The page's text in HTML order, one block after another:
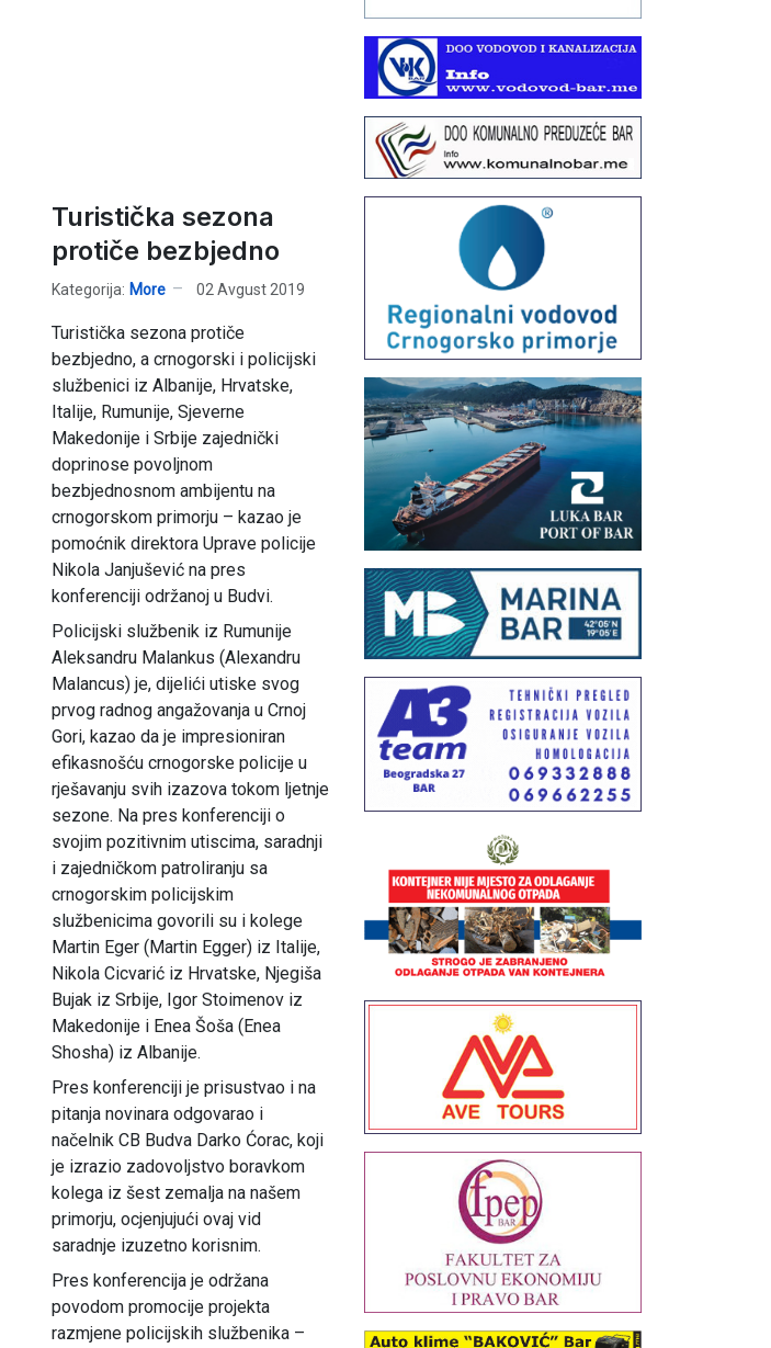
Turistička sezona
protiče bezbjedno
Kategorija: More 02 Avgust 2019
Turistička sezona protiče
bezbjedno, a crnogorski i policijski
službenici iz Albanije, Hrvatske,
Italije, Rumunije, Sjeverne
Makedonije i Srbije zajednički
doprinose povoljnom
bezbjednosnom ambijentu na
crnogorskom primorju – kazao je
pomoćnik direktora Uprave policije
Nikola Janjušević na pres
konferenciji održanoj u Budvi.
Policijski službenik iz Rumunije
Aleksandru Malankus (Alexandru
Malancus) je, dijelići utiske svog
prvog radnog angažovanja u Crnoj
Gori, kazao da je impresioniran
efikasnošću crnogorske policije u
rješavanju svih izazova tokom ljetnje
sezone. Na pres konferenciji o
svojim pozitivnim utiscima, saradnji
i zajedničkom patroliranju sa
crnogorskim policijskim
službenicima govorili su i kolege
Martin Eger (Martin Egger) iz Italije,
Nikola Cicvarić iz Hrvatske, Njegiša
Bujak iz Srbije, Igor Stoimenov iz
Makedonije i Enea Šoša (Enea
Shosha) iz Albanije.
Pres konferenciji je prisustvao i na
pitanja novinara odgovarao i
načelnik CB Budva Darko Ćorac, koji
je izrazio zadovoljstvo boravkom
kolega iz šest zemalja na našem
primorju, ocjenjujući ovaj vid
saradnje izuzetno korisnim.
Pres konferencija je održana
povodom promocije projekta
razmjene policijskih službenika –